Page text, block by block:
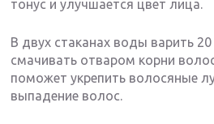
тонус и улучшается цвет лица.
В двух стаканах воды варить
смачивать отваром корни
поможет укрепить волосяные
выпадение волос.